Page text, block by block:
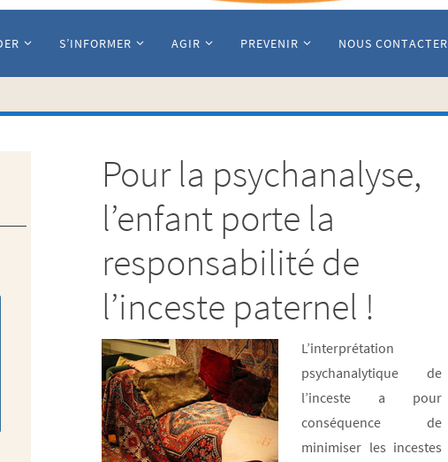
S’INFORMER AGIR PREVENIR NOUS CONTACTER
Pour la psychanalyse,
l’enfant porte la
responsabilité de
l’inceste paternel !
L’interprétation
psychanalytique de
l’inceste a pour
conséquence de
minimiser les incestes